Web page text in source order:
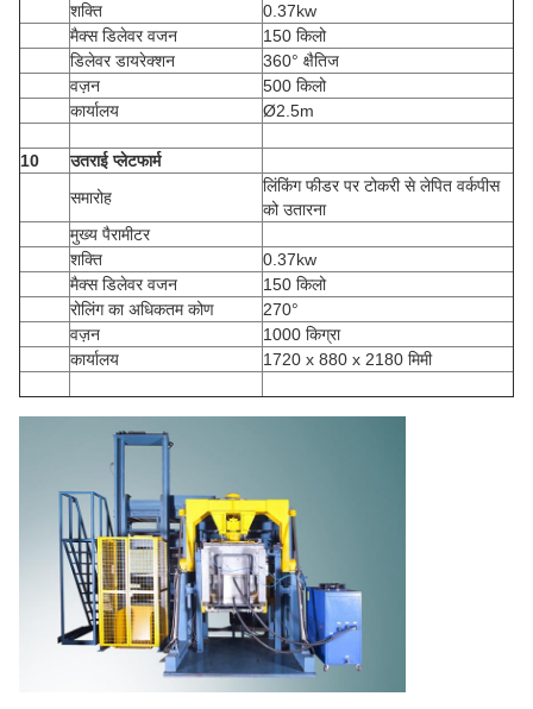
शक्ति
0.37kw
मैक्स डिलेवर वजन
150 किलो
डिलेवर डायरेक्शन
360° क्षैतिज
वज़न
500 किलो
कार्यालय
Ø2.5m
10
उतराई प्लेटफार्म
समारोह
लिंकिंग फीडर पर टोकरी से लेपित वर्कपीस
को उतारना
मुख्य पैरामीटर
शक्ति
0.37kw
मैक्स डिलेवर वजन
150 किलो
रोलिंग का अधिकतम कोण
270°
वज़न
1000 किग्रा
कार्यालय
1720 x 880 x 2180 मिमी